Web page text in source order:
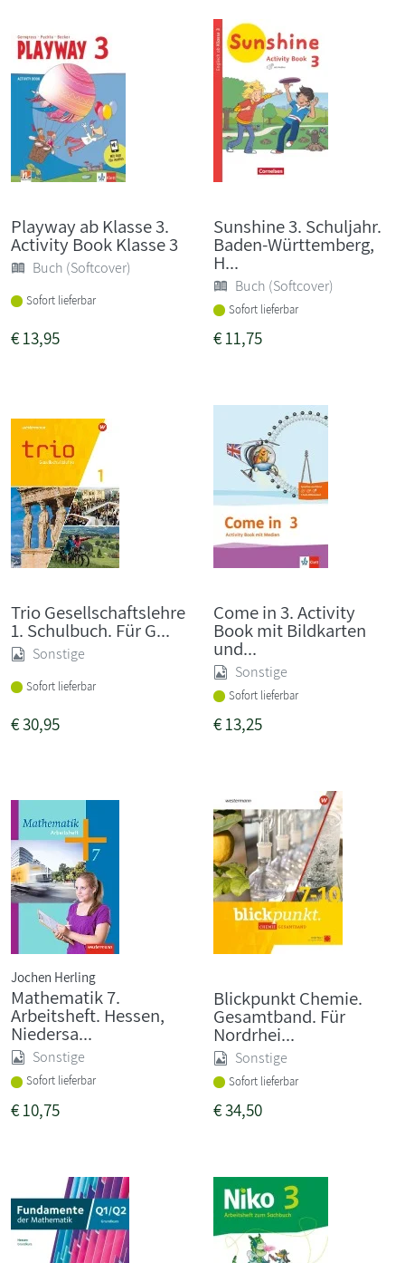
Playway ab Klasse 3.
Activity Book Klasse 3
Buch (Softcover)
Sofort lieferbar
€13,95
Sunshine 3. Schuljahr.
Baden-Württemberg,
H...
Buch (Softcover)
Sofort lieferbar
€11,75
Trio Gesellschaftslehre
1. Schulbuch. Für G...
Sonstige
Sofort lieferbar
€30,95
Come in 3. Activity
Book mit Bildkarten
und...
Sonstige
Sofort lieferbar
€13,25
Jochen Herling
Mathematik 7.
Arbeitsheft. Hessen,
Niedersa...
Sonstige
Sofort lieferbar
€10,75
Blickpunkt Chemie.
Gesamtband. Für
Nordrhei...
Sonstige
Sofort lieferbar
€34,50